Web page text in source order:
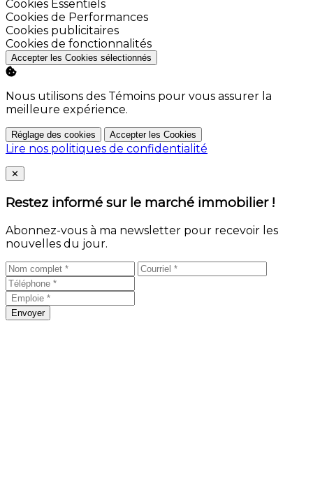
Activer
Cookies Essentiels
Activer
Cookies de Performances
Activer
Cookies publicitaires
Activer
Cookies de fonctionnalités
Accepter les Cookies sélectionnés
Nous utilisons des Témoins pour vous assurer la
meilleure expérience.
Réglage des cookies Accepter les Cookies
Lire nos politiques de confidentialité
Close
✕
Restez informé sur le marché immobilier !
Abonnez-vous à ma newsletter pour recevoir les
nouvelles du jour.
Envoyer